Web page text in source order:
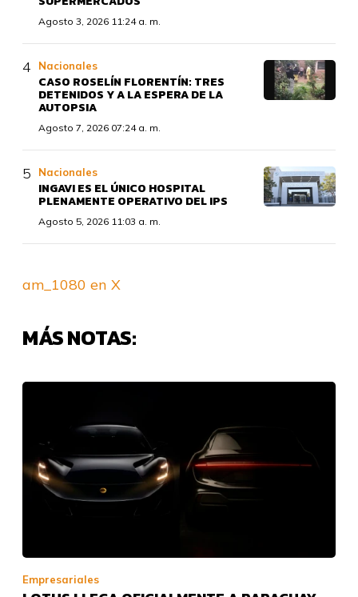
Agosto 3, 2026 11:24 a. m.
Nacionales
CASO ROSELÍN FLORENTÍN: TRES
DETENIDOS Y A LA ESPERA DE LA
AUTOPSIA
Agosto 7, 2026 07:24 a. m.
Nacionales
INGAVI ES EL ÚNICO HOSPITAL
PLENAMENTE OPERATIVO DEL IPS
Agosto 5, 2026 11:03 a. m.
am_1080 en X
MÁS NOTAS:
Empresariales